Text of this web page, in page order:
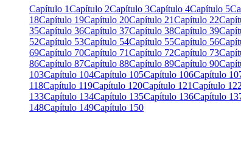
Capítulo 1Capítulo 2Capítulo 3Capítulo 4Capítulo 5
18Capítulo 19Capítulo 20Capítulo 21Capítulo 22
35Capítulo 36Capítulo 37Capítulo 38Capítulo 39
52Capítulo 53Capítulo 54Capítulo 55Capítulo 56
69Capítulo 70Capítulo 71Capítulo 72Capítulo 73
86Capítulo 87Capítulo 88Capítulo 89Capítulo 90
103Capítulo 104Capítulo 105Capítulo 106Capítulo
118Capítulo 119Capítulo 120Capítulo 121Capítulo 122
133Capítulo 134Capítulo 135Capítulo 136Capítulo
148Capítulo 149Capítulo 150